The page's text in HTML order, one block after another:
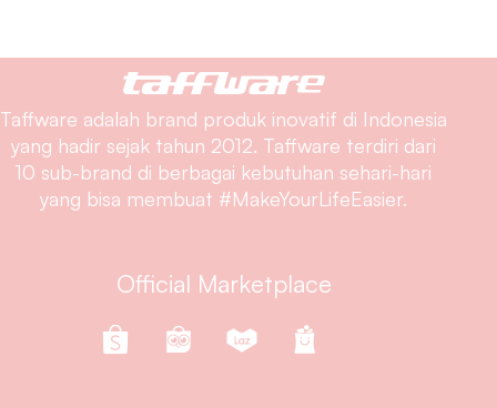
Taffware adalah brand produk inovatif di Indonesia
yang hadir sejak tahun 2012. Taffware terdiri dari
10 sub-brand di berbagai kebutuhan sehari-hari
yang bisa membuat #MakeYourLifeEasier.
Official Marketplace